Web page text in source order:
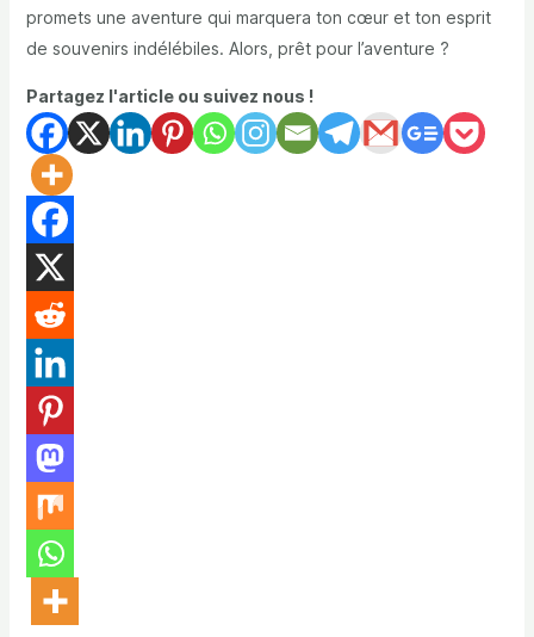
promets une aventure qui marquera ton cœur et ton esprit
de souvenirs indélébiles. Alors, prêt pour l’aventure ?
Partagez l'article ou suivez nous !